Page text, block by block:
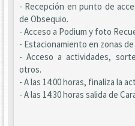
- Recepción en punto de
de Obsequio.
- Acceso a Podium y foto
- Estacionamiento en zonas
- Acceso a actividades,
otros.
- A las 14:00 horas, finaliza la
- A las 14:30 horas salida de